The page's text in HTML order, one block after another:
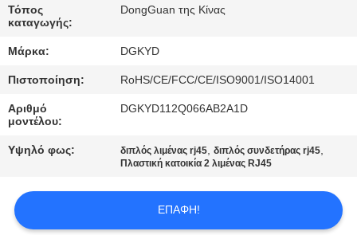
ΠΟΙΟΤΙΚΌΣ
ΈΛΕΓΧΟΣ
ΜΑΣ
ΕΛΆΤΕ
ΣΕ
ΜΕ
Τόπος
καταγωγής:
DongGuan της Κίνας
Μάρκα: DGKYD
Πιστοποίηση: RoHS/CE/FCC/CE/ISO9001/ISO14001
Αριθμό
μοντέλου:
DGKYD112Q066AB2A1D
Υψηλό φως: διπλός λιμένας rj45,διπλός συνδετήρας rj45,
Πλαστική κατοικία 2 λιμένας RJ45
ΕΠΑΦΉ!